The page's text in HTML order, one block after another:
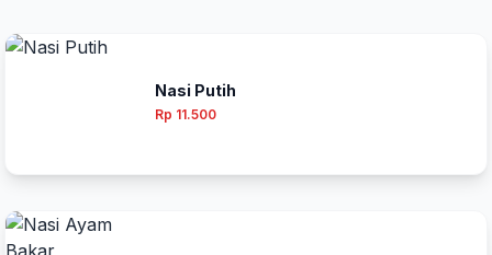
Nasi Putih
Rp 11.500